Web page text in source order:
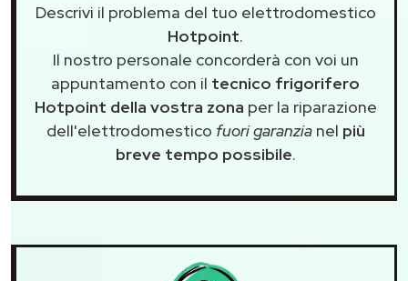
Descrivi il problema del tuo elettrodomestico
Hotpoint.
Il nostro personale concorderà con voi un
appuntamento con il tecnico frigorifero
Hotpoint della vostra zona per la riparazione
dell'elettrodomestico fuori garanzianel più
breve tempo possibile.